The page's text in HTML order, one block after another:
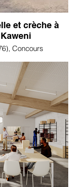
et crèche à
Concours